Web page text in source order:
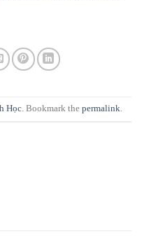
Học. Bookmark the permalink.